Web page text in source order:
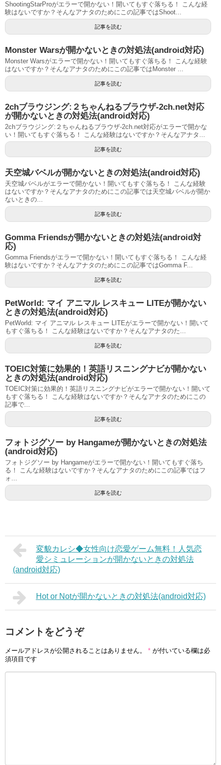
ShootingStarProがエラーで開かない！開いてもすぐ落ちる！ こんな経
験はないですか？そんなアナタのためにこの記事ではShoot...
記事を読む
Monster Warsが開かないときの対処法(android対応)
Monster Warsがエラーで開かない！開いてもすぐ落ちる！ こんな経験
はないですか？そんなアナタのためにこの記事ではMonster ...
記事を読む
2chブラウジング:２ちゃんねるブラウザ-2ch.net対応
が開かないときの対処法(android対応)
2chブラウジング:２ちゃんねるブラウザ-2ch.net対応がエラーで開かな
い！開いてもすぐ落ちる！ こんな経験はないですか？そんなアナタ...
記事を読む
天空城バベルが開かないときの対処法(android対応)
天空城バベルがエラーで開かない！開いてもすぐ落ちる！ こんな経験
はないですか？そんなアナタのためにこの記事では天空城バベルが開か
ないときの...
記事を読む
Gomma Friendsが開かないときの対処法(android対
応)
Gomma Friendsがエラーで開かない！開いてもすぐ落ちる！ こんな経
験はないですか？そんなアナタのためにこの記事ではGomma F...
記事を読む
PetWorld: マイ アニマル レスキュー LITEが開かない
ときの対処法(android対応)
PetWorld: マイ アニマル レスキュー LITEがエラーで開かない！開いて
もすぐ落ちる！ こんな経験はないですか？そんなアナタのた...
記事を読む
TOEIC対策に効果的！英語リスニングナビが開かない
ときの対処法(android対応)
TOEIC対策に効果的！英語リスニングナビがエラーで開かない！開いて
もすぐ落ちる！ こんな経験はないですか？そんなアナタのためにこの
記事で...
記事を読む
フォトジグソー by Hangameが開かないときの対処法
(android対応)
フォトジグソー by Hangameがエラーで開かない！開いてもすぐ落ち
る！ こんな経験はないですか？そんなアナタのためにこの記事ではフ
ォ...
記事を読む
変貌カレシ◆女性向け恋愛ゲーム無料！人気恋
愛シミュレーションが開かないときの対処法
(android対応)
Hot or Notが開かないときの対処法(android対応)
コメントをどうぞ
メールアドレスが公開されることはありません。 * が付いている欄は必
須項目です